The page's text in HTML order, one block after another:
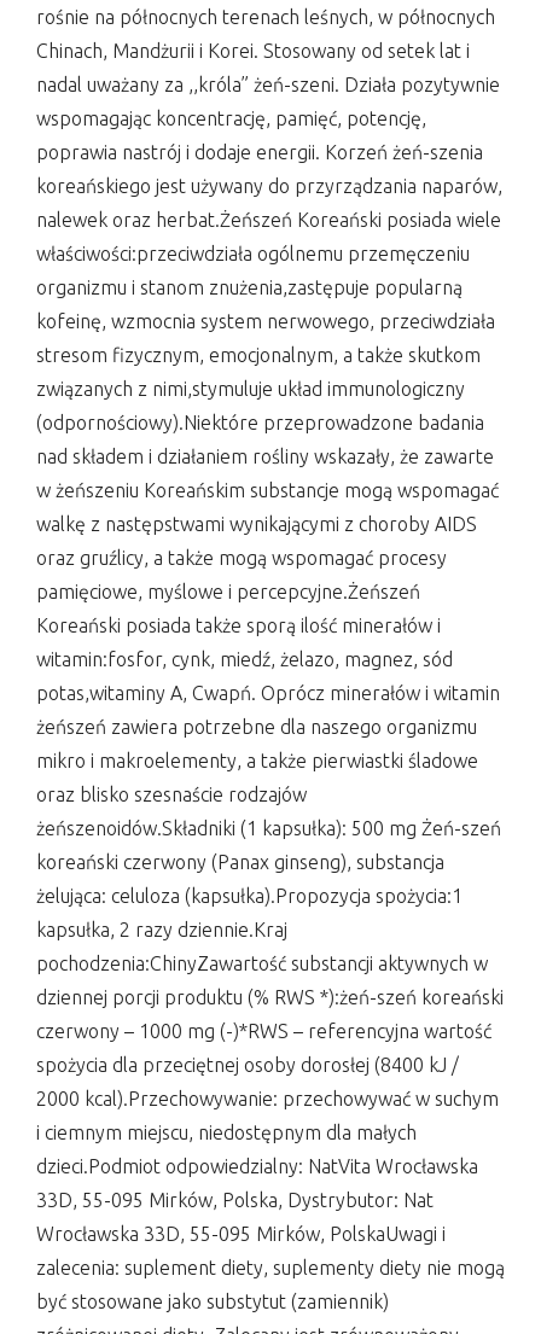
rośnie na północnych terenach leśnych, w północnych
Chinach, Mandżurii i Korei. Stosowany od setek lat i
nadal uważany za ,,króla” żeń-szeni. Działa pozytywnie
wspomagając koncentrację, pamięć, potencję,
poprawia nastrój i dodaje energii. Korzeń żeń-szenia
koreańskiego jest używany do przyrządzania naparów,
nalewek oraz herbat.Żeńszeń Koreański posiada wiele
właściwości:przeciwdziała ogólnemu przemęczeniu
organizmu i stanom znużenia,zastępuje popularną
kofeinę, wzmocnia system nerwowego, przeciwdziała
stresom fizycznym, emocjonalnym, a także skutkom
związanych z nimi,stymuluje układ immunologiczny
(odpornościowy).Niektóre przeprowadzone badania
nad składem i działaniem rośliny wskazały, że zawarte
w żeńszeniu Koreańskim substancje mogą wspomagać
walkę z następstwami wynikającymi z choroby AIDS
oraz gruźlicy, a także mogą wspomagać procesy
pamięciowe, myślowe i percepcyjne.Żeńszeń
Koreański posiada także sporą ilość minerałów i
witamin:fosfor, cynk, miedź, żelazo, magnez, sód
potas,witaminy A, Cwapń. Oprócz minerałów i witamin
żeńszeń zawiera potrzebne dla naszego organizmu
mikro i makroelementy, a także pierwiastki śladowe
oraz blisko szesnaście rodzajów
żeńszenoidów.Składniki (1 kapsułka): 500 mg Żeń-szeń
koreański czerwony (Panax ginseng), substancja
żelująca: celuloza (kapsułka).Propozycja spożycia:1
kapsułka, 2 razy dziennie.Kraj
pochodzenia:ChinyZawartość substancji aktywnych w
dziennej porcji produktu (% RWS *):żeń-szeń koreański
czerwony – 1000 mg (-)*RWS – referencyjna wartość
spożycia dla przeciętnej osoby dorosłej (8400 kJ /
2000 kcal).Przechowywanie: przechowywać w suchym
i ciemnym miejscu, niedostępnym dla małych
dzieci.Podmiot odpowiedzialny: NatVita Wrocławska
33D, 55-095 Mirków, Polska, Dystrybutor: Nat
Wrocławska 33D, 55-095 Mirków, PolskaUwagi i
zalecenia: suplement diety, suplementy diety nie mogą
być stosowane jako substytut (zamiennik)